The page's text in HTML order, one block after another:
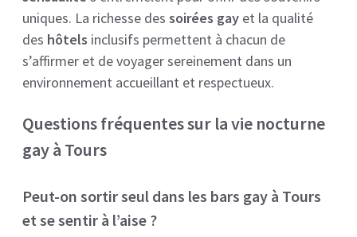
uniques. La richesse des soirées gay et la qualité
des hôtels inclusifs permettent à chacun de
s’affirmer et de voyager sereinement dans un
environnement accueillant et respectueux.
Questions fréquentes sur la vie nocturne
gay à Tours
Peut-on sortir seul dans les bars gay à Tours
et se sentir à l’aise ?